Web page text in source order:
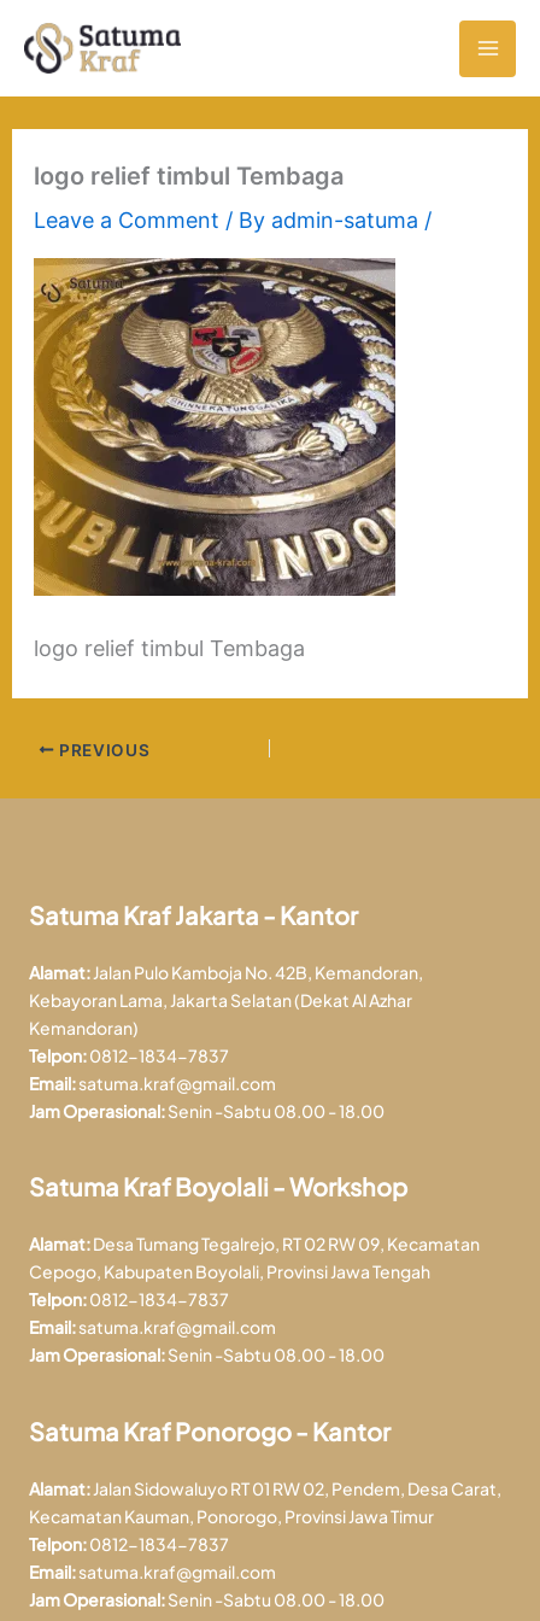
logo relief timbul Tembaga
Leave a Comment / By admin-satuma /
logo relief timbul Tembaga
PREVIOUS
Satuma Kraf Jakarta - Kantor
Alamat:Jalan Pulo Kamboja No. 42B, Kemandoran,
Kebayoran Lama, Jakarta Selatan (Dekat Al Azhar
Kemandoran)
Telpon:0812-1834-7837
Email:satuma.kraf@gmail.com
Jam Operasional:Senin -Sabtu 08.00 - 18.00
Satuma Kraf Boyolali - Workshop
Alamat:Desa Tumang Tegalrejo, RT 02 RW 09, Kecamatan
Cepogo, Kabupaten Boyolali, Provinsi Jawa Tengah
Telpon:0812-1834-7837
Email:satuma.kraf@gmail.com
Jam Operasional:Senin -Sabtu 08.00 - 18.00
Satuma Kraf Ponorogo - Kantor
Alamat:Jalan Sidowaluyo RT 01 RW 02, Pendem, Desa Carat,
Kecamatan Kauman, Ponorogo, Provinsi Jawa Timur
Telpon:0812-1834-7837
Email:satuma.kraf@gmail.com
Jam Operasional:Senin -Sabtu 08.00 - 18.00